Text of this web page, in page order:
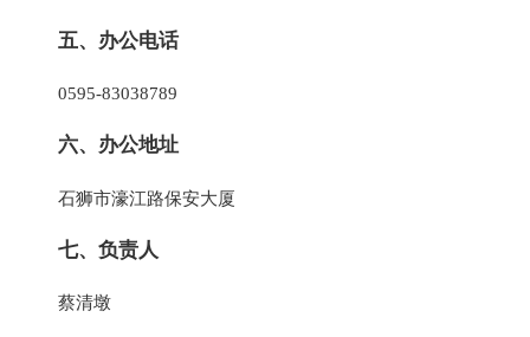
五、办公电话
0595-83038789
六、办公地址
石狮市濠江路保安大厦
七、负责人
蔡清墩